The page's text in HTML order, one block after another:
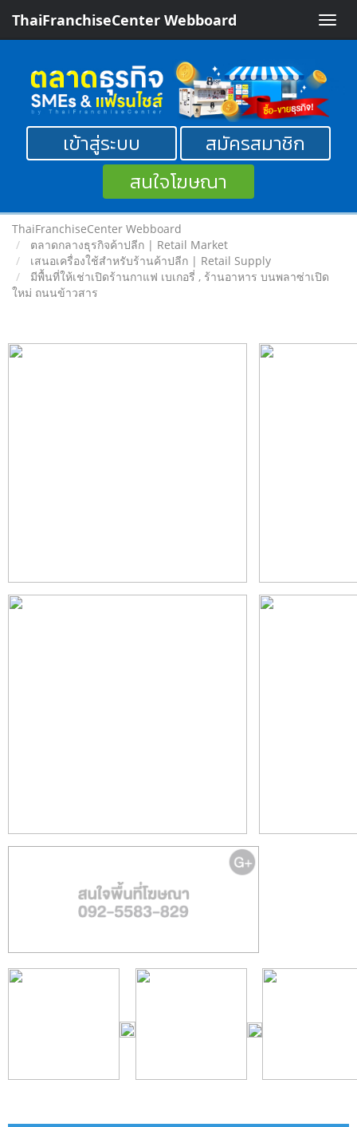
Toggle
ThaiFranchiseCenter Webboard
เข้าสู่ระบบ
สมัครสมาชิก
สนใจโฆษณา
ThaiFranchiseCenter Webboard
ตลาดกลางธุรกิจค้าปลีก | Retail Market
เสนอเครื่องใช้สำหรับร้านค้าปลีก | Retail Supply
มีพื้นที่ให้เช่าเปิดร้านกาแฟ เบเกอรี่ , ร้านอาหาร บนพลาซ่าเปิด
ใหม่ ถนนข้าวสาร